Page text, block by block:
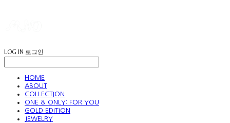
LOG IN 로그인
HOME
ABOUT
COLLECTION
ONE & ONLY: FOR YOU
GOLD EDITION
JEWELRY